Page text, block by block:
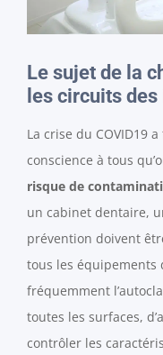
Le sujet de la
les circuits
La crise du COVID19
conscience à tous
risque de
un cabinet dentaire,
prévention doivent
tous les équipements
fréquemment
toutes les surfaces,
contrôler les